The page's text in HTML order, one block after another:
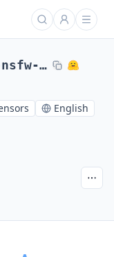
cinero-pony-nsfw-v13prerealism-sdxl
English